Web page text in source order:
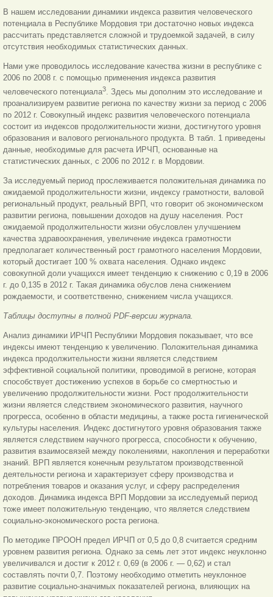
В нашем исследовании динамики индекса развития человеческого
потенциала в Республике Мордовия три достаточно новых индекса
рассчитать представляется сложной и трудоемкой задачей, в силу
отсутствия необходимых статистических данных.
Нами уже проводилось исследование качества жизни в республике с
2006 по 2008 г. с помощью применения индекса развития
человеческого потенциала3. Здесь мы дополним это исследование и
проанализируем развитие региона по качеству жизни за период с 2006
по 2012 г. Совокупный индекс развития человеческого потенциала
состоит из индексов продолжительности жизни, достигнутого уровня
образования и валового регионального продукта. В табл. 1 приведены
данные, необходимые для расчета ИРЧП, основанные на
статистических данных, с 2006 по 2012 г. в Мордовии.
За исследуемый период прослеживается положительная динамика по
ожидаемой продолжительности жизни, индексу грамотности, валовой
региональный продукт, реальный ВРП, что говорит об экономическом
развитии региона, повышении доходов на душу населения. Рост
ожидаемой продолжительности жизни обусловлен улучшением
качества здравоохранения, увеличение индекса грамотности
предполагает количественный рост грамотного населения Мордовии,
который достигает 100 % охвата населения. Однако индекс
совокупной доли учащихся имеет тенденцию к снижению с 0,19 в 2006
г. до 0,135 в 2012 г. Такая динамика обуслов лена снижением
рождаемости, и соответственно, снижением числа учащихся.
Таблицы доступны в полной PDF-версии журнала.
Анализ динамики ИРЧП Республики Мордовия показывает, что все
индексы имеют тенденцию к увеличению. Положительная динамика
индекса продолжительности жизни является следствием
эффективной социальной политики, проводимой в регионе, которая
способствует достижению успехов в борьбе со смертностью и
увеличению продолжительности жизни. Рост продолжительности
жизни является следствием экономического развития, научного
прогресса, особенно в области медицины, а также роста гигиенической
культуры населения. Индекс достигнутого уровня образования также
является следствием научного прогресса, способности к обучению,
развития взаимосвязей между поколениями, накопления и переработки
знаний. ВРП является конечным результатом производственной
деятельности региона и характеризует сферу производства и
потребления товаров и оказания услуг, и сферу распределения
доходов. Динамика индекса ВРП Мордовии за исследуемый период
тоже имеет положительную тенденцию, что является следствием
социально-экономического роста региона.
По методике ПРООН предел ИРЧП от 0,5 до 0,8 считается средним
уровнем развития региона. Однако за семь лет этот индекс неуклонно
увеличивался и достиг к 2012 г. 0,69 (в 2006 г. — 0,62) и стал
составлять почти 0,7. Поэтому необходимо отметить неуклонное
развитие социально-значимых показателей региона, влияющих на